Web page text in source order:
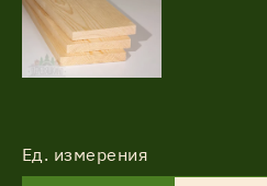
Ед. измерения